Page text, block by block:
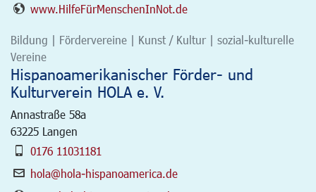
www.HilfeFürMenschenInNot.de
Bildung | Fördervereine | Kunst / Kultur | sozial-kulturelle
Vereine
Hispanoamerikanischer Förder- und
Kulturverein HOLA e. V.
Annastraße 58a
63225 Langen
0176 11031181
hola@hola-hispanoamerica.de